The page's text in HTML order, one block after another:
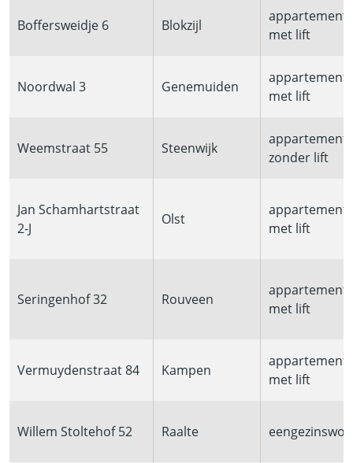
Boffersweidje 6 Blokzijl
appartement
met lift
Noordwal 3 Genemuiden
appartement
met lift
Weemstraat 55 Steenwijk
appartement
zonder lift
Jan Schamhartstraat
2-J
Olst
appartement
met lift
Seringenhof 32 Rouveen
appartement
met lift
Vermuydenstraat 84 Kampen
appartement
met lift
Willem Stoltehof 52 Raalte